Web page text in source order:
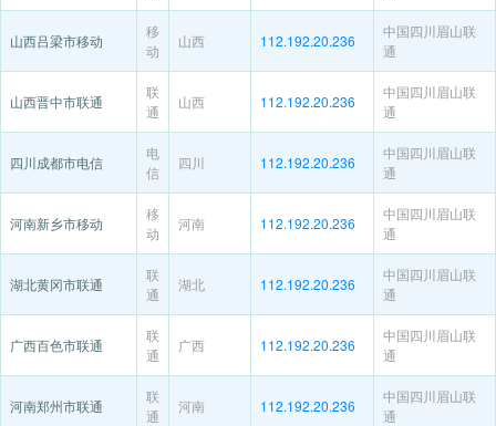
山西吕梁市移动
移
动
山西 112.192.20.236
中国四川眉山联
通
山西晋中市联通
联
通
山西 112.192.20.236
中国四川眉山联
通
四川成都市电信
电
信
四川 112.192.20.236
中国四川眉山联
通
河南新乡市移动
移
动
河南 112.192.20.236
中国四川眉山联
通
湖北黄冈市联通
联
通
湖北 112.192.20.236
中国四川眉山联
通
广西百色市联通
联
通
广西 112.192.20.236
中国四川眉山联
通
河南郑州市联通
联
通
河南 112.192.20.236
中国四川眉山联
通